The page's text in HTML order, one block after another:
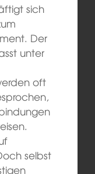
sich
Der
unter
oft
selbst